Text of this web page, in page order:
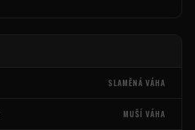
SLAMĚNÁ VÁHA
MUŠÍ VÁHA